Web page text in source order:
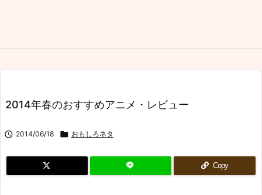
2014年春のおすすめアニメ・レビュー
 2014/06/18  おもしろネタ
Copy